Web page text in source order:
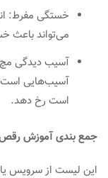
خستگی مفرط:
می‌تواند
آسیب دیدگی مچ
آسیب‌هایی است
است رخ دهد.
جمع بندی آموزش رقص
این لیست از سرویس